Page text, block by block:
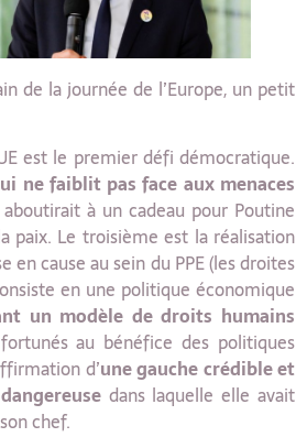
de la journée de l’Europe, un petit
est le premier défi démocratique.
ne faiblit pas face aux menaces
à un cadeau pour Poutine
paix. Le troisième est la réalisation
cause au sein du PPE (les droites
en une politique économique
un modèle de droits humains
au bénéfice des politiques
d’une gauche crédible et
dans laquelle elle avait
chef.